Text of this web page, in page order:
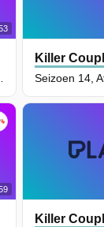
Killer
Killer